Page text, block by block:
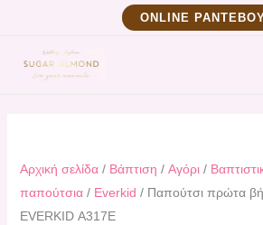
περιεχόμενο
ΟNLINE
Αρχική σελίδα/ Βάπτιση / Αγόρι/
παπούτσια/ Everkid / Παπούτσι πρώτα
EVERKID Α317Ε
βήματα
για
ποσότητα